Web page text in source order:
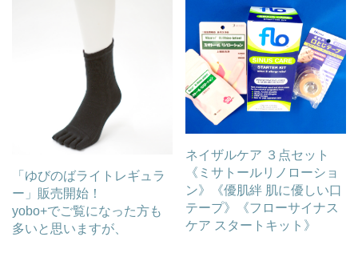
「ゆびのばライトレギュラ
ー」販売開始！
yobo+でご覧になった方も
多いと思いますが、
ネイザルケア ３点セット
《ミサトールリノローショ
ン》《優肌絆 肌に優しい口
テープ》《フローサイナス
ケア スタートキット》